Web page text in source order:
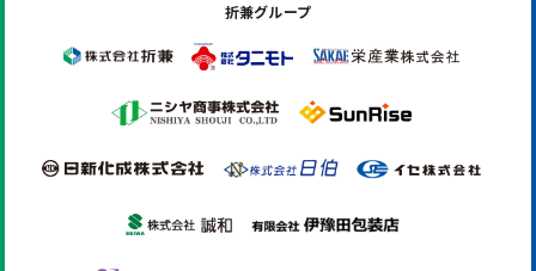
折兼グループ